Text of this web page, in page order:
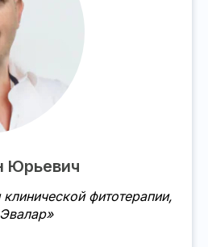
Юрьевич
фитотерапии,